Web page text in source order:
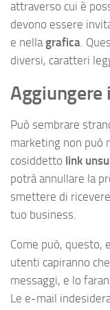
attraverso cui è
devono essere
e nella grafica.
diversi, caratteri
Aggiungere
Può sembrare
marketing non può
cosiddetto link
potrà annullare la
smettere di
tuo business.
Come può, questo,
utenti capiranno
messaggi, e lo
Le e-mail